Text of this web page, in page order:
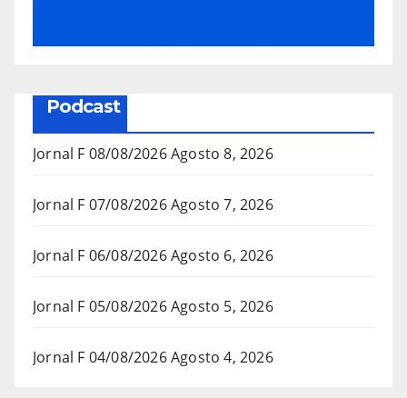
Podcast
Jornal F 08/08/2026Agosto 8, 2026
Jornal F 07/08/2026Agosto 7, 2026
Jornal F 06/08/2026Agosto 6, 2026
Jornal F 05/08/2026Agosto 5, 2026
Jornal F 04/08/2026Agosto 4, 2026